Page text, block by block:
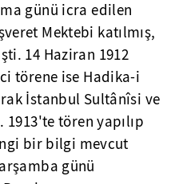
günü icra edilen
Mektebi katılmış,
14 Haziran 1912
törene ise Hadika-i
İstanbul Sultânîsi ve
1913'te tören yapılıp
bir bilgi mevcut
günü